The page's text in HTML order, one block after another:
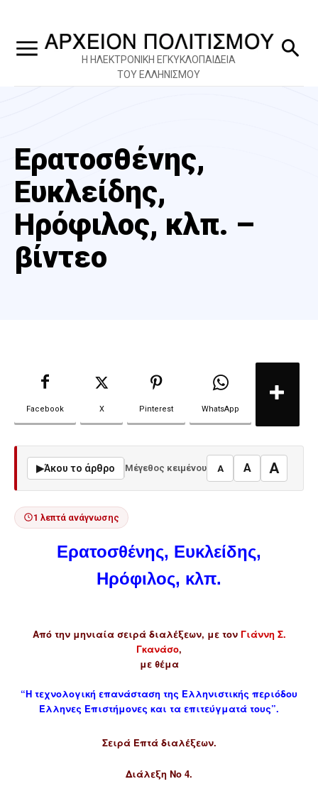
Η ΗΛΕΚΤΡΟΝΙΚΗ ΕΓΚΥΚΛΟΠΑΙΔΕΙΑ
ΤΟΥ ΕΛΛΗΝΙΣΜΟΥ
Ερατοσθένης,
Ευκλείδης,
Ηρόφιλος, κλπ. –
βίντεο
Facebook X Pinterest WhatsApp
▶Άκου το άρθρο Μέγεθος κειμένου A A A
1 λεπτά ανάγνωσης
Ερατοσθένης, Ευκλείδης,
Ηρόφιλος, κλπ.
Από την μηνιαία σειρά διαλέξεων, με τον Γιάννη Σ.
Γκανάσο,
με θέμα
“Η τεχνολογική επανάσταση της Ελληνιστικής περιόδου
Έλληνες Επιστήμονες και τα επιτεύγματά τους”.
Σειρά Επτά διαλέξεων.
Διάλεξη Νο 4.